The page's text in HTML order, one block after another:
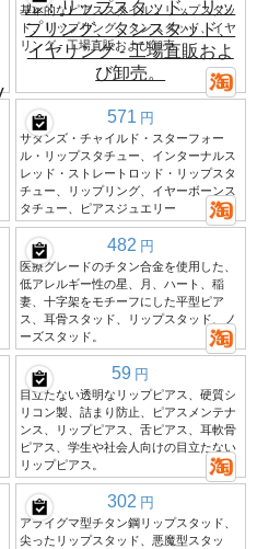
基本的なピアススタイル：リップスタッ
ド、リップリング、タンスタッド、イヤ
リング - 工場直販および卸売。
571 円
サタンズ・チャイルド・スターフォー
ル・リップスタチュー、インターナルス
レッド・ストレートロッド・リップスタ
チュー、リップリング、イヤーボーンス
タチュー、ピアスジュエリー
482 円
医療グレードのチタン合金を使用した、
低アレルギー性の星、月、ハート、稲
妻、十字架をモチーフにした平型ピア
ス、耳骨スタッド、リップスタッド、ノ
ーズスタッド。
59 円
目立たない透明なリップピアス、硬質シ
リコン製、詰まり防止、ピアスメンテナ
ンス、リップピアス、舌ピアス、耳軟骨
ピアス、学生や社会人向けの目立たない
リップピアス。
302 円
アライグマ型チタン鋼リップスタッド、
尖ったリップスタッド、悪魔型スタッ